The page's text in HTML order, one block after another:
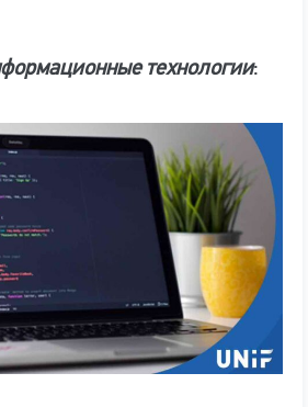
технологии: